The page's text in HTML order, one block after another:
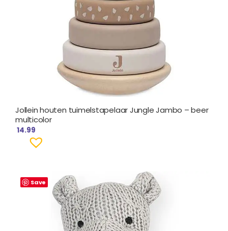
Jollein houten tuimelstapelaar Jungle Jambo – beer
multicolor
14.99
Save